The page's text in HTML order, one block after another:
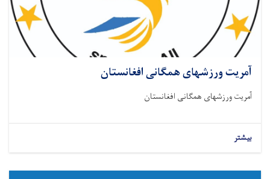
آمریت ورزشهای همگانی افغانستان
آمریت ورزشهای همگانی افغانستان
بیشتر